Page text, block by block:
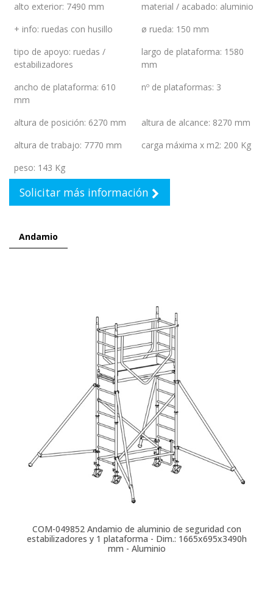
alto exterior: 7490 mm material / acabado: aluminio
+ info: ruedas con husillo ø rueda: 150 mm
tipo de apoyo: ruedas /
estabilizadores
largo de plataforma: 1580
mm
ancho de plataforma: 610
mm
nº de plataformas: 3
altura de posición: 6270 mm altura de alcance: 8270 mm
altura de trabajo: 7770 mm carga máxima x m2: 200 Kg
peso: 143 Kg
Solicitar más información
Andamio
COM-049852 Andamio de aluminio de seguridad con
estabilizadores y 1 plataforma - Dim.: 1665x695x3490h
mm - Aluminio